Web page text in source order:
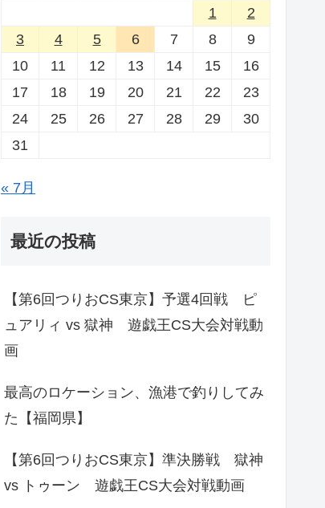
1
2
3
4 5 6 7 8
9
10
11 12 13 14 15
16
17
18 19 20 21 22
23
24
25 26 27 28 29
30
31
« 7月
最近の投稿
【第6回つりおCS東京】予選4回戦 ピ
ュアリィ vs 獄神 遊戯王CS大会対戦動
画
最高のロケーション、漁港で釣りしてみ
た【福岡県】
【第6回つりおCS東京】準決勝戦 獄神
vs トゥーン 遊戯王CS大会対戦動画